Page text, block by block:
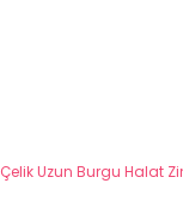
Çelik Uzun Burgu Halat